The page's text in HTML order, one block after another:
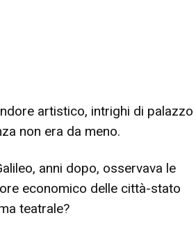
artistico, intrighi di palazzo
non era da meno.
anni dopo, osservava le
economico delle città-stato
teatrale?